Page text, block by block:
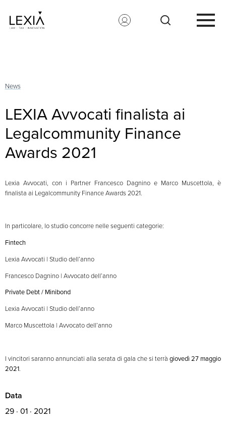
News
LEXIA Avvocati finalista ai
Legalcommunity Finance
Awards 2021
Lexia Avvocati, con i Partner Francesco Dagnino e Marco Muscettola, è
finalista ai Legalcommunity Finance Awards 2021.
In particolare, lo studio concorre nelle seguenti categorie:
Fintech
Lexia Avvocati | Studio dell’anno
Francesco Dagnino | Avvocato dell’anno
Private Debt / Minibond
Lexia Avvocati | Studio dell’anno
Marco Muscettola | Avvocato dell’anno
I vincitori saranno annunciati alla serata di gala che si terràgiovedì 27 maggio
2021.
Data
29 · 01 · 2021